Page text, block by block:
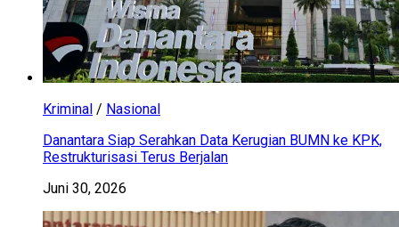
Kriminal / Nasional
Danantara Siap Serahkan Data Kerugian BUMN ke KPK,
Restrukturisasi Terus Berjalan
Juni 30, 2026